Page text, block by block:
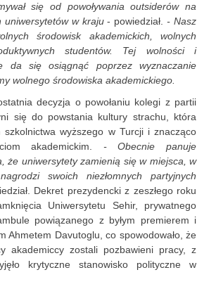
się od powoływania outsiderów na
uniwersytetów w kraju- powiedział.- Nasz
środowisk akademickich, wolnych
studentów.
Tej wolności i
da się osiągnąć poprzez wyznaczanie
wolnego środowiska akademickiego.
decyzja o powołaniu kolegi z partii
się do powstania kultury strachu, która
szkolnictwa wyższego w Turcji i znacząco
akademickim. - Obecnie panuje
że uniwersytety zamienią się w miejsca, w
swoich niezłomnych partyjnych
Dekret prezydencki z zeszłego roku
Uniwersytetu Sehir, prywatnego
powiązanego z byłym premierem i
Ahmetem Davutoglu, co spowodowało, że
akademiccy zostali pozbawieni pracy, z
krytyczne stanowisko polityczne w